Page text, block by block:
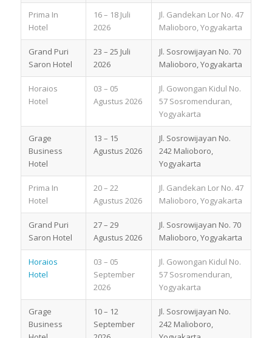
Prima In
Hotel
16 – 18 Juli
2026
Jl. Gandekan Lor No. 47
Malioboro, Yogyakarta
Grand Puri
Saron Hotel
23 – 25 Juli
2026
Jl. Sosrowijayan No. 70
Malioboro, Yogyakarta
Horaios
Hotel
03 – 05
Agustus 2026
Jl. Gowongan Kidul No.
57 Sosromenduran,
Yogyakarta
Grage
Business
Hotel
13 – 15
Agustus 2026
Jl. Sosrowijayan No.
242 Malioboro,
Yogyakarta
Prima In
Hotel
20 – 22
Agustus 2026
Jl. Gandekan Lor No. 47
Malioboro, Yogyakarta
Grand Puri
Saron Hotel
27 – 29
Agustus 2026
Jl. Sosrowijayan No. 70
Malioboro, Yogyakarta
Horaios
Hotel
03 – 05
September
2026
Jl. Gowongan Kidul No.
57 Sosromenduran,
Yogyakarta
Grage
Business
10 – 12
September
Jl. Sosrowijayan No.
242 Malioboro,